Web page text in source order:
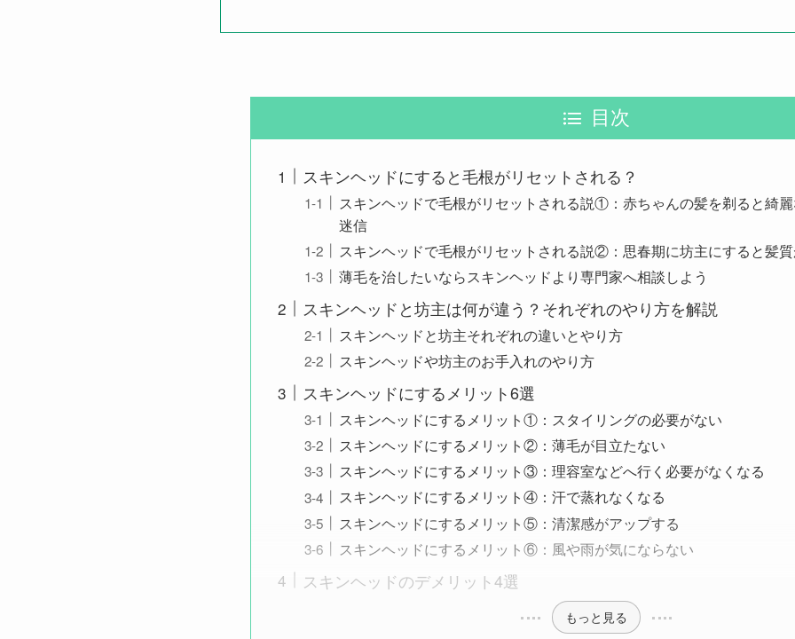
目次
スキンヘッドにすると毛根がリセットされる？
スキンヘッドで毛根がリセットされる説①：赤ちゃんの髪を剃ると綺
迷信
スキンヘッドで毛根がリセットされる説②：思春期に坊主にすると髪
薄毛を治したいならスキンヘッドより専門家へ相談しよう
スキンヘッドと坊主は何が違う？それぞれのやり方を解説
スキンヘッドと坊主それぞれの違いとやり方
スキンヘッドや坊主のお手入れのやり方
スキンヘッドにするメリット6選
スキンヘッドにするメリット①：スタイリングの必要がない
スキンヘッドにするメリット②：薄毛が目立たない
スキンヘッドにするメリット③：理容室などへ行く必要がなくなる
スキンヘッドにするメリット④：汗で蒸れなくなる
スキンヘッドにするメリット⑤：清潔感がアップする
スキンヘッドにするメリット⑥：風や雨が気にならない
スキンヘッドのデメリット4選
もっと見る